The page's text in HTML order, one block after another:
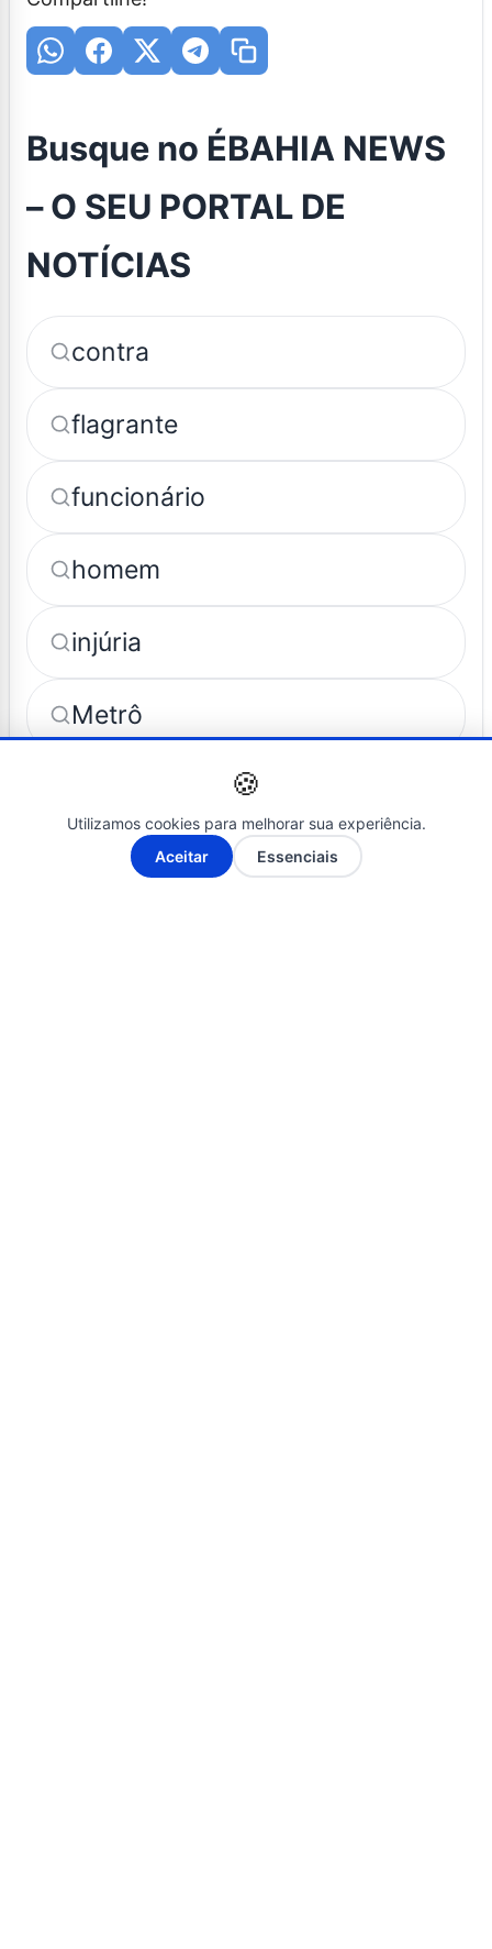
Busque no ÉBAHIA NEWS
– O SEU PORTAL DE
NOTÍCIAS
contra
flagrante
funcionário
homem
injúria
Metrô
preso A- A+
🍪
Utilizamos cookies para melhorar sua experiência.
Aceitar
Essenciais